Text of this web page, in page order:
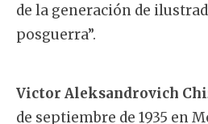
de la generación de
posguerra”.
Victor Aleksandrovich
de septiembre de 1935 en